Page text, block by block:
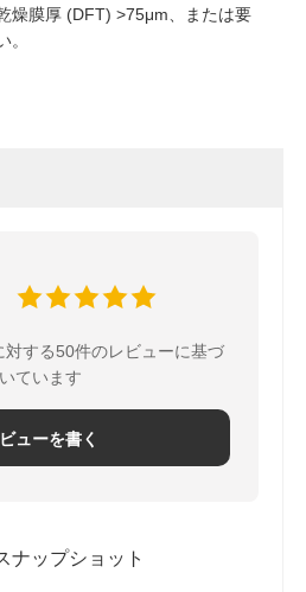
燥膜厚 (DFT) >75μm、または要
。
対する50件のレビューに基づ
いています
ューを書く
ナップショット